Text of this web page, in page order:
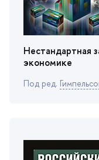
Нестандартная
экономике
Под ред.